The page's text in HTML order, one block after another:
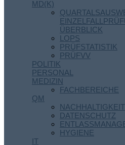
MD(K)
ÜBERBLICK
LOPS
PRÜFSTATISTIK
PRÜFVV
POLITIK
PERSONAL
MEDIZIN
FACHBEREICHE
QM
NACHHALTIGKEIT
DATENSCHUTZ
HYGIENE
IT